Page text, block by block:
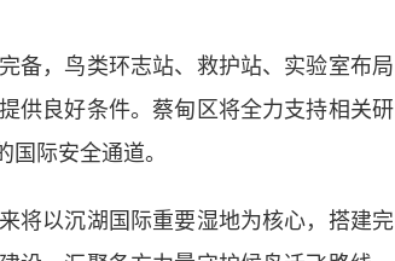
，鸟类环志站、救护站、实验室布局
供良好条件。蔡甸区将全力支持相关研
际安全通道。
以沉湖国际重要湿地为核心，搭建完